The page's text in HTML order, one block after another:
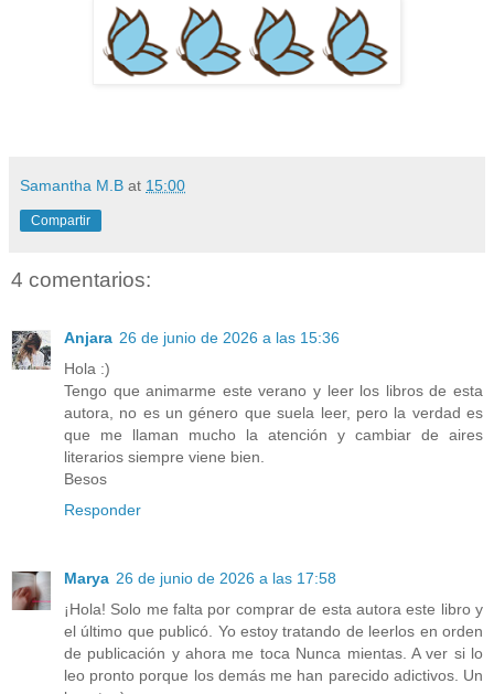
Samantha M.B at 15:00
Compartir
4 comentarios:
Anjara 26 de junio de 2026 a las 15:36
Hola :)
Tengo que animarme este verano y leer los libros de esta
autora, no es un género que suela leer, pero la verdad es
que me llaman mucho la atención y cambiar de aires
literarios siempre viene bien.
Besos
Responder
Marya 26 de junio de 2026 a las 17:58
¡Hola! Solo me falta por comprar de esta autora este libro y
el último que publicó. Yo estoy tratando de leerlos en orden
de publicación y ahora me toca Nunca mientas. A ver si lo
leo pronto porque los demás me han parecido adictivos. Un